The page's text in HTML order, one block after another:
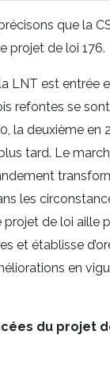
que la
projet de loi 176.
LNT est entrée
refontes se
la deuxième en
tard. Le
les
de loi aille
et établisse
en
du projet